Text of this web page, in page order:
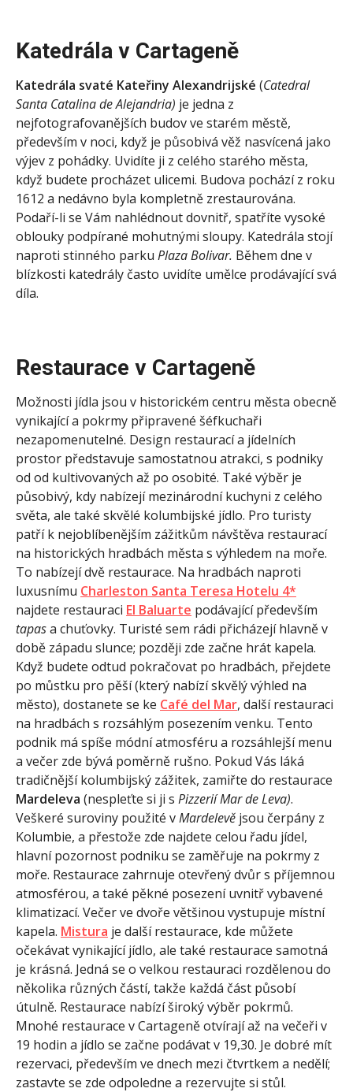
Katedrála v Cartageně
Katedrála svaté Kateřiny Alexandrijské (Catedral
Santa Catalina de Alejandria) je jedna z
nejfotografovanějších budov ve starém městě,
především v noci, když je působivá věž nasvícená jako
výjev z pohádky. Uvidíte ji z celého starého města,
když budete procházet ulicemi. Budova pochází z roku
1612 a nedávno byla kompletně zrestaurována.
Podaří-li se Vám nahlédnout dovnitř, spatříte vysoké
oblouky podpírané mohutnými sloupy. Katedrála stojí
naproti stinného parku Plaza Bolivar. Během dne v
blízkosti katedrály často uvidíte umělce prodávající svá
díla.
Restaurace v Cartageně
Možnosti jídla jsou v historickém centru města obecně
vynikající a pokrmy připravené šéfkuchaři
nezapomenutelné. Design restaurací a jídelních
prostor představuje samostatnou atrakci, s podniky
od od kultivovaných až po osobité. Také výběr je
působivý, kdy nabízejí mezinárodní kuchyni z celého
světa, ale také skvělé kolumbijské jídlo. Pro turisty
patří k nejoblíbenějším zážitkům návštěva restaurací
na historických hradbách města s výhledem na moře.
To nabízejí dvě restaurace. Na hradbách naproti
luxusnímu Charleston Santa Teresa Hotelu 4*
najdete restauraci El Baluarte podávající především
tapasa chuťovky. Turisté sem rádi přicházejí hlavně v
době západu slunce; později zde začne hrát kapela.
Když budete odtud pokračovat po hradbách, přejdete
po můstku pro pěší (který nabízí skvělý výhled na
město), dostanete se ke Café del Mar, další restauraci
na hradbách s rozsáhlým posezením venku. Tento
podnik má spíše módní atmosféru a rozsáhlejší menu
a večer zde bývá poměrně rušno. Pokud Vás láká
tradičnější kolumbijský zážitek, zamiřte do restaurace
Mardeleva (nespleťte si ji s Pizzerií Mar de Leva).
Veškeré suroviny použité vMardelevě jsou čerpány z
Kolumbie, a přestože zde najdete celou řadu jídel,
hlavní pozornost podniku se zaměřuje na pokrmy z
moře. Restaurace zahrnuje otevřený dvůr s příjemnou
atmosférou, a také pěkné posezení uvnitř vybavené
klimatizací. Večer ve dvoře většinou vystupuje místní
kapela. Mistura je další restaurace, kde můžete
očekávat vynikající jídlo, ale také restaurace samotná
je krásná. Jedná se o velkou restauraci rozdělenou do
několika různých částí, takže každá část působí
útulně. Restaurace nabízí široký výběr pokrmů.
Mnohé restaurace v Cartageně otvírají až na večeři v
19 hodin a jídlo se začne podávat v 19,30. Je dobré mít
rezervaci, především ve dnech mezi čtvrtkem a nedělí;
zastavte se zde odpoledne a rezervujte si stůl.